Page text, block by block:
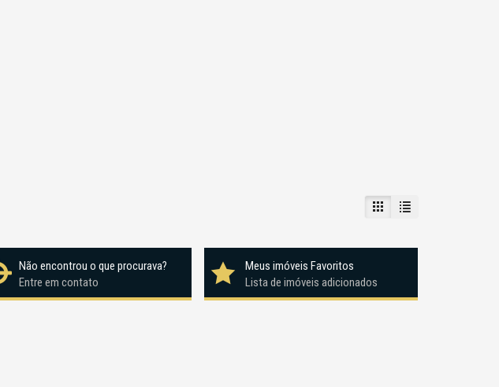
Não encontrou o que procurava?
Entre em contato
Meus imóveis Favoritos
Lista de imóveis adicionados